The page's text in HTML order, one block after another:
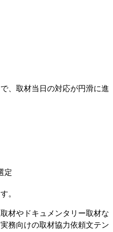
、取材当日の対応が円滑に進
定
。
材やドキュメンタリー取材な
務向けの取材協力依頼文テン